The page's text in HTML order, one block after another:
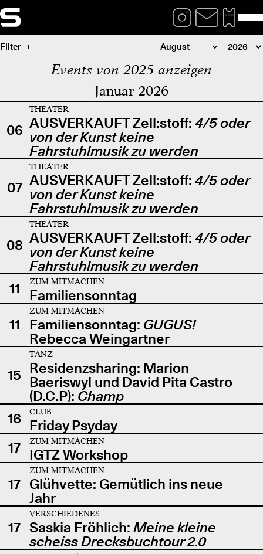
Filter
Events von 2025 anzeigen
Januar 2026
06
THEATER
AUSVERKAUFT Zell:stoff: 4/5 oder
von der Kunst keine
Fahrstuhlmusik zu werden
07
THEATER
AUSVERKAUFT Zell:stoff: 4/5 oder
von der Kunst keine
Fahrstuhlmusik zu werden
08
THEATER
AUSVERKAUFT Zell:stoff: 4/5 oder
von der Kunst keine
Fahrstuhlmusik zu werden
11
ZUM MITMACHEN
Familiensonntag
11
ZUM MITMACHEN
Familiensonntag: GUGUS!
Rebecca Weingartner
15
TANZ
Residenzsharing: Marion
Baeriswyl und David Pita Castro
(D.C.P): Champ
16
CLUB
Friday Psyday
17
ZUM MITMACHEN
IGTZ Workshop
17
ZUM MITMACHEN
Glühvette: Gemütlich ins neue
Jahr
17
VERSCHIEDENES
Saskia Fröhlich: Meine kleine
scheiss Drecksbuchtour 2.0